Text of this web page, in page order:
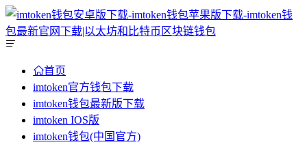
首页
imtoken官方钱包下载
imtoken钱包最新版下载
imtoken IOS版
imtoken钱包(中国官方)